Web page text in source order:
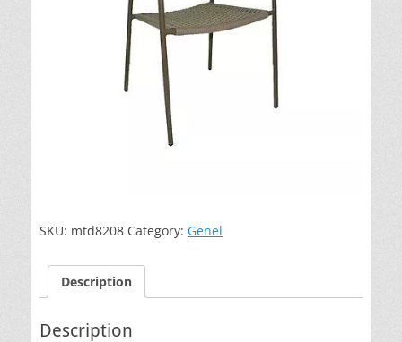
SKU: mtd8208 Category: Genel
Description
Description